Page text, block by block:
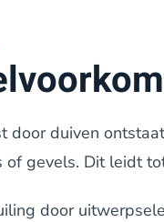
door duiven
of gevels. Dit leidt
door